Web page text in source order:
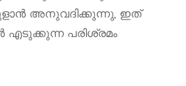
അനുവദിക്കുന്നു, ഇത്
പരിശ്രമം